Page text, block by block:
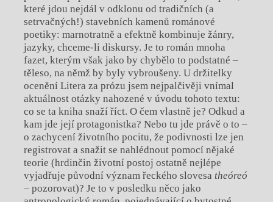
které jdou nejdál v odklonu od tradičních (a
setrvačných!) stavebních kamenů románové
poetiky: marnotratně a efektně kombinuje žánry,
jazyky, chceme-li diskursy. Je to román mnoha
fazet, kterým však jako by chybělo to podstatné –
těleso, na němž by byly vybroušeny. U držitelky
ocenění Litera za prózu jsem nejpalčivěji vnímal
aktuálnost otázky nahozené v úvodu tohoto textu:
co se ta kniha snaží říct. O čem vlastně je? Odkud a
kam jde její protagonistka? Nebo tu jde právě o to –
o zachycení životního pocitu, že podivnosti lze jen
registrovat a snažit se nahlédnout pomocí nějaké
teorie (hrdinčin životní postoj ostatně nejlépe
vyjadřuje původní význam řeckého slovesa theóreó
– pozorovat)? Je to v posledku něco jako